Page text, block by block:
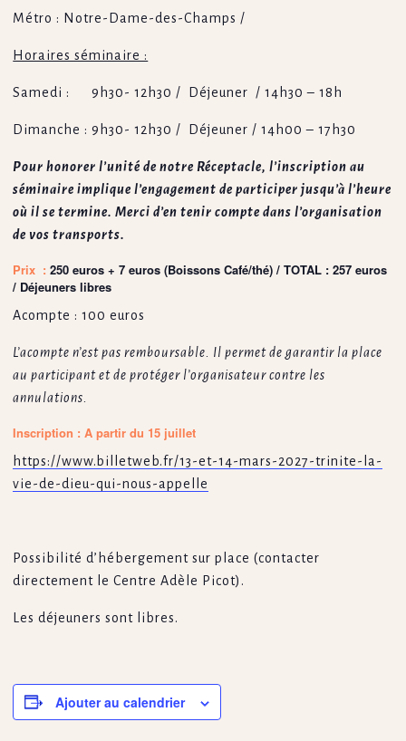
Métro : Notre-Dame-des-Champs /
Horaires séminaire :
Samedi : 9h30- 12h30 / Déjeuner / 14h30 – 18h
Dimanche : 9h30- 12h30 / Déjeuner / 14h00 – 17h30
Pour honorer l’unité de notre Réceptacle, l’inscription au
séminaire implique l’engagement de participer jusqu’à l’heure
où il se termine. Merci d’en tenir compte dans l’organisation
de vos transports.
Prix :250 euros + 7 euros (Boissons Café/thé) / TOTAL : 257 euros
/ Déjeuners libres
Acompte : 100 euros
L’acompte n’est pas remboursable. Il permet de garantir la place
au participant et de protéger l’organisateur contre les
annulations.
Inscription : A partir du 15 juillet
https://www.billetweb.fr/13-et-14-mars-2027-trinite-la-
vie-de-dieu-qui-nous-appelle
Possibilité d’hébergement sur place (contacter
directement le Centre Adèle Picot).
Les déjeuners sont libres.
Ajouter au calendrier